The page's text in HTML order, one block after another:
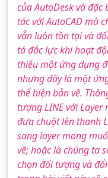
của AutoDesk và
tác với AutoCAD mà
vẫn luôn tồn tại và
tá đắc lực khi hoạt
thiệu một ứng dụng
nhưng đây là một
thể hiện bản vẽ.
tượng LINE với
đưa chuột lên thanh
sang layer mong
vẽ; hoặc là chúng ta
chọn đối tượng và